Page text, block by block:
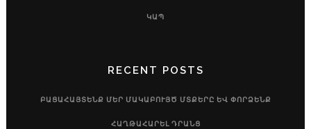
ԿԱՊ
RECENT POSTS
ԲԱՑԱՀԱՅՏԵՆՔ ՄԵՐ ՄԱԿԱԲՈՒՅԾ ՄՏՔԵՐԸ ԵՎ ՓՈՐՁԵՆՔ
ՀԱՂԹԱՀԱՐԵԼ ԴՐԱՆՑ